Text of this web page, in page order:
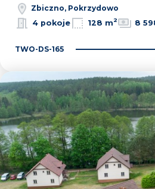
Zbiczno, Pokrzydowo
4 pokoje
128 m2 8
TWO-DS-165